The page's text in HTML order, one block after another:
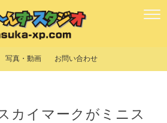
写真・動画 お問い合わせ
カイマークがミニス